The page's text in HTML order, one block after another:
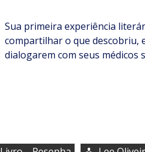
Sua primeira experiência
compartilhar o que descobriu,
dialogarem com seus médicos